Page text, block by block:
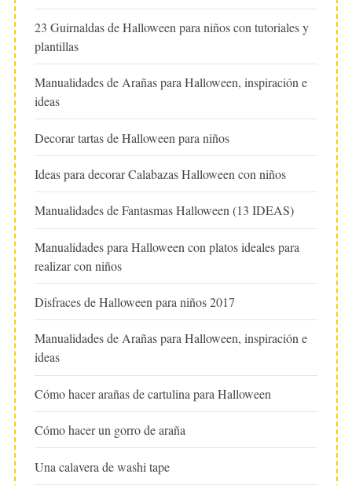
23 Guirnaldas de Halloween para niños con tutoriales y
plantillas
Manualidades de Arañas para Halloween, inspiración e
ideas
Decorar tartas de Halloween para niños
Ideas para decorar Calabazas Halloween con niños
Manualidades de Fantasmas Halloween (13 IDEAS)
Manualidades para Halloween con platos ideales para
realizar con niños
Disfraces de Halloween para niños 2017
Manualidades de Arañas para Halloween, inspiración e
ideas
Cómo hacer arañas de cartulina para Halloween
Cómo hacer un gorro de araña
Una calavera de washi tape